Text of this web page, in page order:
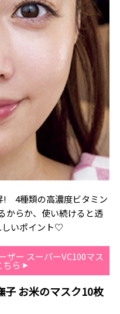
! 4種類の高濃度ビタミン
からか、使い続けると透
しいポイント♡
ザー スーパーVC100マス
ちら
子 お米のマスク10枚